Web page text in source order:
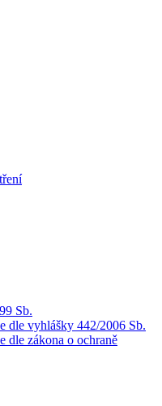
Sb.
dle vyhlášky 442/2006 Sb.
dle zákona o ochraně